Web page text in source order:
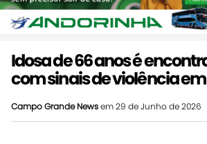
Idosa de 66 anos é
com sinais de violência
Campo Grande Newsem 29 de Junho de 2026